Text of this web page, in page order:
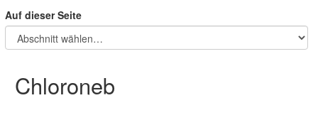
Auf dieser Seite
Chloroneb